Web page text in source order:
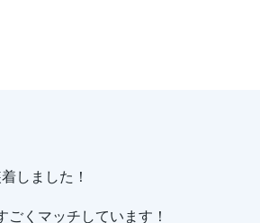
しました！
くマッチしています！